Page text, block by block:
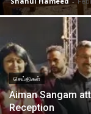
செய்திகள்
Aiman Sangam
Reception